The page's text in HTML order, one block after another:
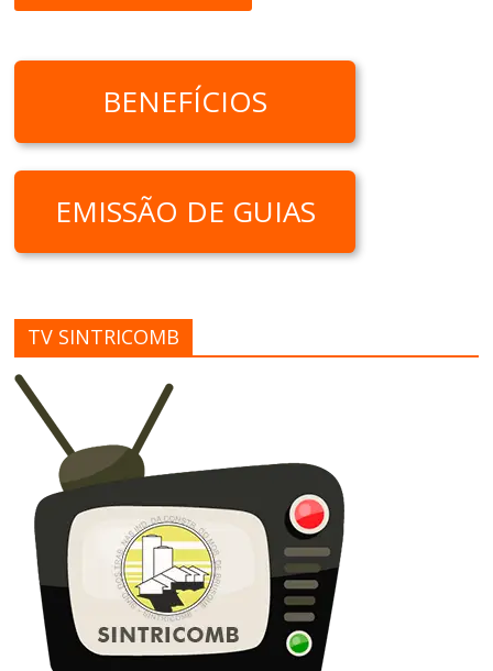
BENEFÍCIOS
EMISSÃO DE GUIAS
TV SINTRICOMB